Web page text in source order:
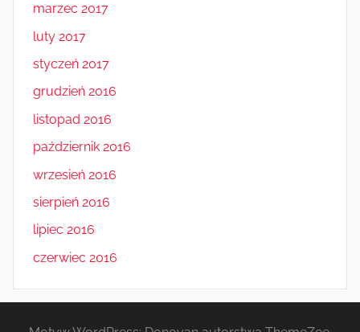
marzec 2017
luty 2017
styczeń 2017
grudzień 2016
listopad 2016
październik 2016
wrzesień 2016
sierpień 2016
lipiec 2016
czerwiec 2016